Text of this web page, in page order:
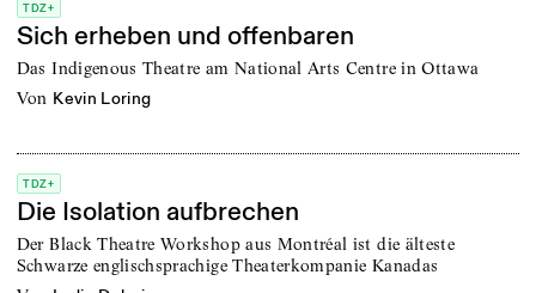
TDZ+
Sich erheben und offenbaren
Das Indigenous Theatre am National Arts Centre in Ottawa
von Kevin Loring
TDZ+
Die Isolation aufbrechen
Der Black Theatre Workshop aus Montréal ist die älteste
Schwarze englischsprachige Theaterkompanie Kanadas